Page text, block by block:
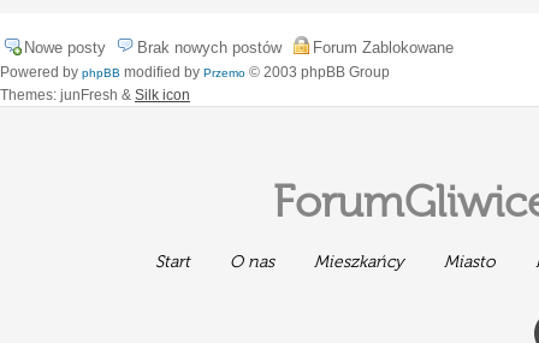
Nowe posty Brak nowych postów Forum Zablokowane
Powered by phpBB modified by Przemo © 2003 phpBB Group
Themes: junFresh & Silk icon
Start O nas Mieszkańcy Miasto